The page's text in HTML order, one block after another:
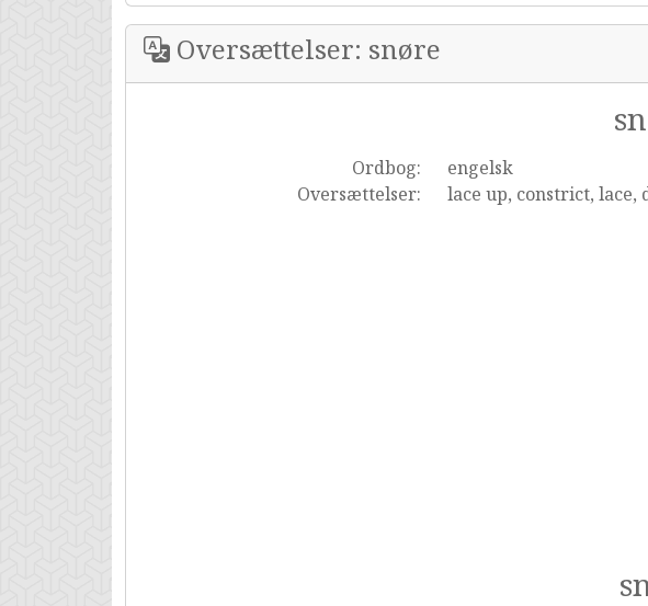
Oversættelser: snøre
Ordbog:
engelsk
Oversættelser:
lace up, constrict,